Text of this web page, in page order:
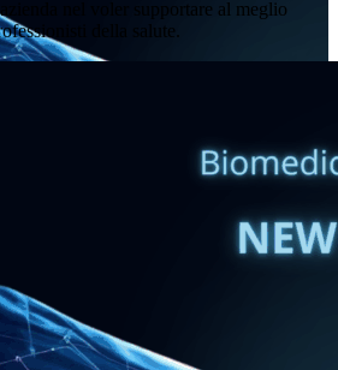
nel voler supportare al meglio
della salute.